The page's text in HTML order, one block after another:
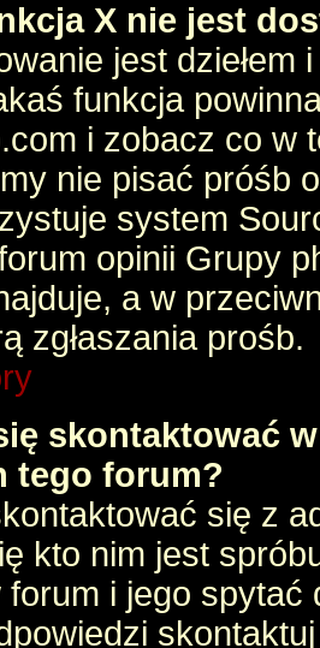
X nie jest
jest dziełem
funkcja
i zobacz co w
nie pisać próśb
system
opinii Grupy
a w
zgłaszania prośb.
skontaktować
tego forum?
się z
kto nim jest
forum i jego